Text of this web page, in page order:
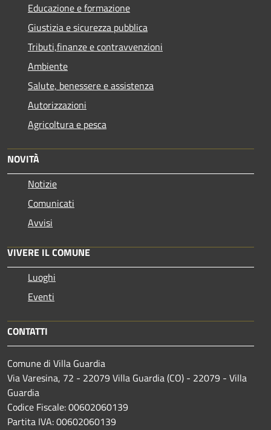
Educazione e formazione
Giustizia e sicurezza pubblica
Tributi,finanze e contravvenzioni
Ambiente
Salute, benessere e assistenza
Autorizzazioni
Agricoltura e pesca
NOVITÀ
Notizie
Comunicati
Avvisi
VIVERE IL COMUNE
Luoghi
Eventi
CONTATTI
Comune di Villa Guardia
Via Varesina, 72 - 22079 Villa Guardia (CO) - 22079 - Villa
Guardia
Codice Fiscale: 00602060139
Partita IVA: 00602060139